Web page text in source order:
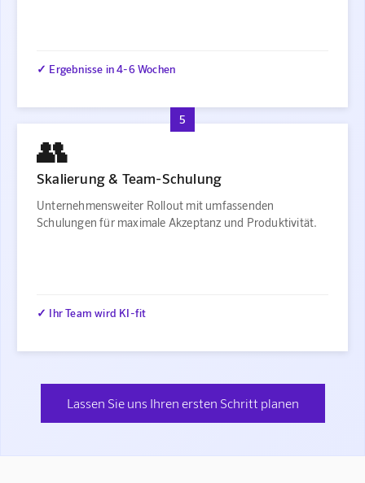
✓ Ergebnisse in 4-6 Wochen
5
👥
Skalierung & Team-Schulung
Unternehmensweiter Rollout mit umfassenden
Schulungen für maximale Akzeptanz und Produktivität.
✓ Ihr Team wird KI-fit
Lassen Sie uns Ihren ersten Schritt planen